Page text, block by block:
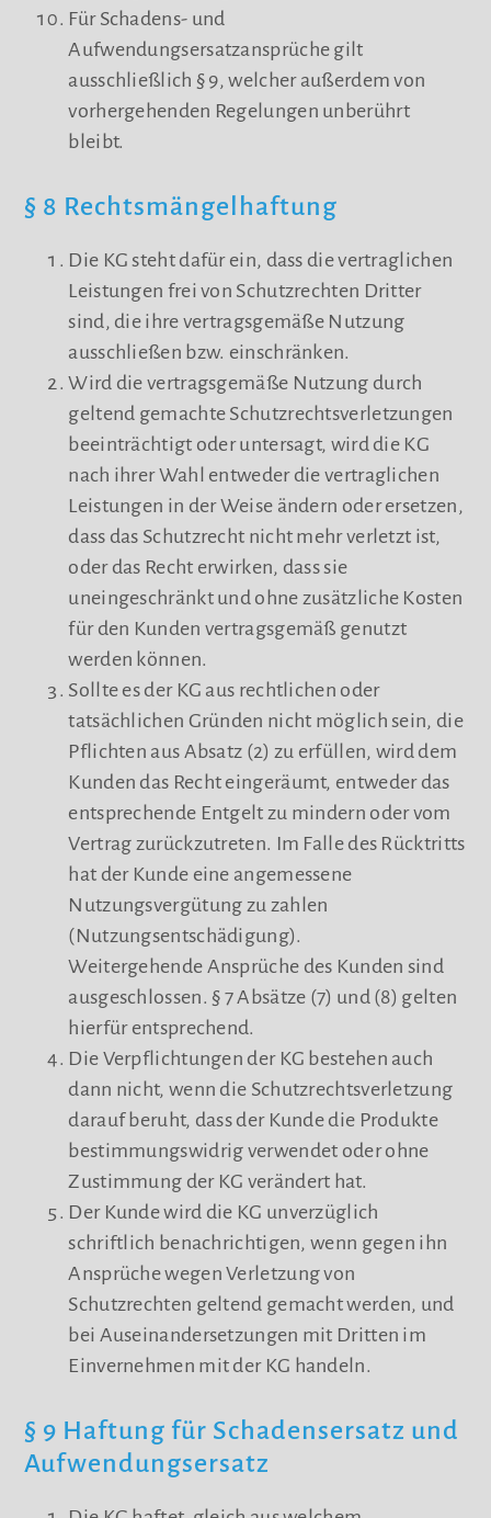
Für Schadens- und
Aufwendungsersatzansprüche gilt
ausschließlich § 9, welcher außerdem von
vorhergehenden Regelungen unberührt
bleibt.
§ 8 Rechtsmängelhaftung
Die KG steht dafür ein, dass die vertraglichen
Leistungen frei von Schutzrechten Dritter
sind, die ihre vertragsgemäße Nutzung
ausschließen bzw. einschränken.
Wird die vertragsgemäße Nutzung durch
geltend gemachte Schutzrechtsverletzungen
beeinträchtigt oder untersagt, wird die KG
nach ihrer Wahl entweder die vertraglichen
Leistungen in der Weise ändern oder ersetzen,
dass das Schutzrecht nicht mehr verletzt ist,
oder das Recht erwirken, dass sie
uneingeschränkt und ohne zusätzliche Kosten
für den Kunden vertragsgemäß genutzt
werden können.
Sollte es der KG aus rechtlichen oder
tatsächlichen Gründen nicht möglich sein, die
Pflichten aus Absatz (2) zu erfüllen, wird dem
Kunden das Recht eingeräumt, entweder das
entsprechende Entgelt zu mindern oder vom
Vertrag zurückzutreten. Im Falle des Rücktritts
hat der Kunde eine angemessene
Nutzungsvergütung zu zahlen
(Nutzungsentschädigung).
Weitergehende Ansprüche des Kunden sind
ausgeschlossen. § 7 Absätze (7) und (8) gelten
hierfür entsprechend.
Die Verpflichtungen der KG bestehen auch
dann nicht, wenn die Schutzrechtsverletzung
darauf beruht, dass der Kunde die Produkte
bestimmungswidrig verwendet oder ohne
Zustimmung der KG verändert hat.
Der Kunde wird die KG unverzüglich
schriftlich benachrichtigen, wenn gegen ihn
Ansprüche wegen Verletzung von
Schutzrechten geltend gemacht werden, und
bei Auseinandersetzungen mit Dritten im
Einvernehmen mit der KG handeln.
§ 9 Haftung für Schadensersatz und
Aufwendungsersatz